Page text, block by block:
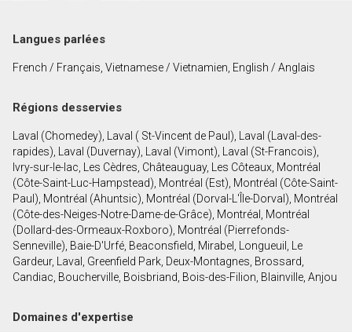
Nom
Téléphone
(Optionnel)
Message
Langues parlées
French / Français, Vietnamese / Vietnamien, English / Anglais
Régions desservies
Laval (Chomedey), Laval ( St-Vincent de Paul), Laval (Laval-des-
rapides), Laval (Duvernay), Laval (Vimont), Laval (St-Francois),
Ivry-sur-le-lac, Les Cèdres, Châteauguay, Les Côteaux, Montréal
(Côte-Saint-Luc-Hampstead), Montréal (Est), Montréal (Côte-Saint-
Paul), Montréal (Ahuntsic), Montréal (Dorval-L'Île-Dorval), Montréal
(Côte-des-Neiges-Notre-Dame-de-Grâce), Montréal, Montréal
(Dollard-des-Ormeaux-Roxboro), Montréal (Pierrefonds-
Senneville), Baie-D'Urfé, Beaconsfield, Mirabel, Longueuil, Le
Gardeur, Laval, Greenfield Park, Deux-Montagnes, Brossard,
Candiac, Boucherville, Boisbriand, Bois-des-Filion, Blainville, Anjou
Domaines d'expertise